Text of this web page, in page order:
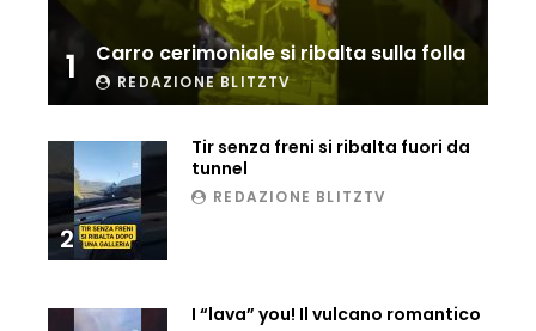
Canada, il più tenero spalatore di neve
Russia, volano sberle e il re perde il
trono.
“vestiti da cowboy
1 Carro cerimoniale si ribalta sulla folla
REDAZIONE BLITZTV
2
Tir senza freni si ribalta fuori da
tunnel
REDAZIONE BLITZTV
I “lava” you! Il vulcano romantico